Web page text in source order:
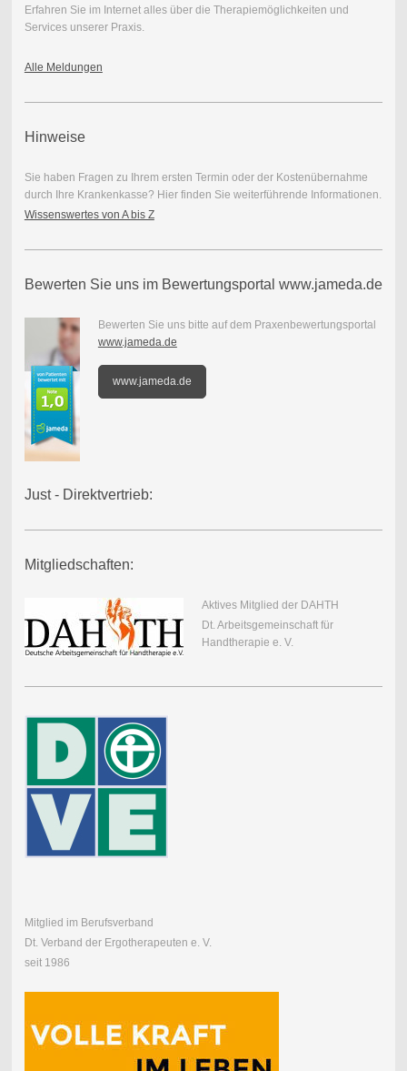
Erfahren Sie im Internet alles über die Therapiemöglichkeiten und
Services unserer Praxis.
Alle Meldungen
Hinweise
Sie haben Fragen zu Ihrem ersten Termin oder der Kostenübernahme
durch Ihre Krankenkasse? Hier finden Sie weiterführende Informationen.
Wissenswertes von A bis Z
Bewerten Sie uns im Bewertungsportal www.jameda.de
Bewerten Sie uns bitte auf dem Praxenbewertungsportal
www.jameda.de
www.jameda.de
Just - Direktvertrieb:
Mitgliedschaften:
Aktives Mitglied der DAHTH
Dt. Arbeitsgemeinschaft für
Handtherapie e. V.
Mitglied im Berufsverband
Dt. Verband der Ergotherapeuten e. V.
seit 1986